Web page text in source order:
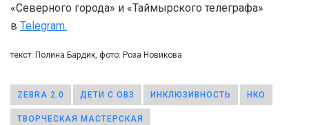
«Северного города» и «Таймырского телеграфа»
в Telegram.
текст: Полина Бардик, фото: Роза Новикова
ZEBRA 2.0 ДЕТИ С ОВЗ ИНКЛЮЗИВНОСТЬ НКО
ТВОРЧЕСКАЯ МАСТЕРСКАЯ